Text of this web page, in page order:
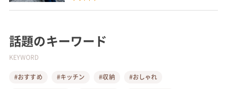
話題のキーワード
KEYWORD
#おすすめ #キッチン #収納
#おしゃれ